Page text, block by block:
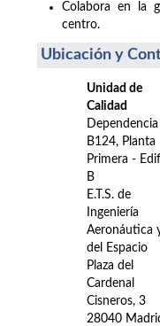
Colabora en la
centro.
Ubicación y
Unidad de
Calidad
Dependencia
B124, Planta
Primera -
B
E.T.S. de
Ingeniería
Aeronáutica
del Espacio
Plaza del
Cardenal
Cisneros, 3
28040